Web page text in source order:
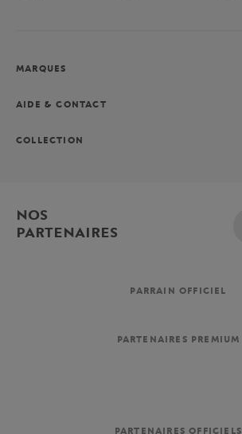
MARQUES
AIDE & CONTACT
COLLECTION
NOS
PARTENAIRES
PARRAIN OFFICIEL
PARTENAIRES PREMIUM
PARTENAIRES OFFICIELS